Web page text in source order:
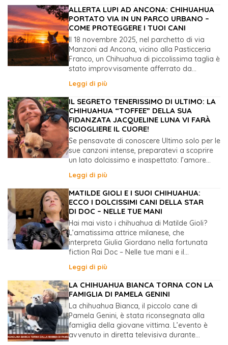
ALLERTA LUPI AD ANCONA: CHIHUAHUA
PORTATO VIA IN UN PARCO URBANO –
COME PROTEGGERE I TUOI CANI
Il 18 novembre 2025, nel parchetto di via
Manzoni ad Ancona, vicino alla Pasticceria
Franco, un Chihuahua di piccolissima taglia è
stato improvvisamente afferrato da...
Leggi di più
IL SEGRETO TENERISSIMO DI ULTIMO: LA
CHIHUAHUA “TOFFEE” DELLA SUA
FIDANZATA JACQUELINE LUNA VI FARÀ
SCIOGLIERE IL CUORE!
Se pensavate di conoscere Ultimo solo per le
sue canzoni intense, preparatevi a scoprire
un lato dolcissimo e inaspettato: l’amore...
Leggi di più
MATILDE GIOLI E I SUOI CHIHUAHUA:
ECCO I DOLCISSIMI CANI DELLA STAR
DI DOC – NELLE TUE MANI
Hai mai visto i chihuahua di Matilde Gioli?
L’amatissima attrice milanese, che
interpreta Giulia Giordano nella fortunata
fiction Rai Doc – Nelle tue mani e il...
Leggi di più
LA CHIHUAHUA BIANCA TORNA CON LA
FAMIGLIA DI PAMELA GENINI
La chihuahua Bianca, il piccolo cane di
Pamela Genini, è stata riconsegnata alla
famiglia della giovane vittima. L’evento è
avvenuto in diretta televisiva durante...